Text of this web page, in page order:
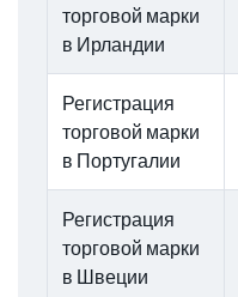
торговой марки
в Ирландии
Регистрация
торговой марки
в Португалии
Регистрация
торговой марки
в Швеции